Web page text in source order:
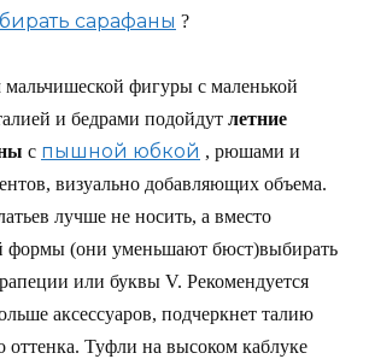
сарафаны ?
фигуры с маленькой
и бедрами подойдут летние
с пышной юбкой , рюшами и
визуально добавляющих объема.
лучше не носить, а вместо
формы (они уменьшают бюст)выбирать
или буквы V. Рекомендуется
аксессуаров, подчеркнет талию
оттенка. Туфли на высоком каблуке